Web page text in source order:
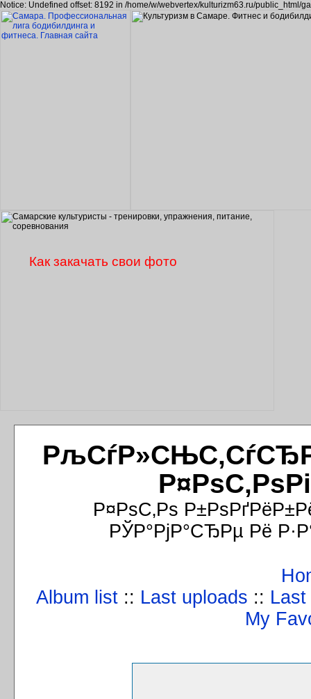
Notice: Undefined offset: 8192 in /home/w/webvertex/kulturizm63.ru/public_html/
Р¤РѕС‚Рѕ
РЎР°РјР°СЂРµ Рё
Album list :: Last uploads ::
My
Как закачать свои фото